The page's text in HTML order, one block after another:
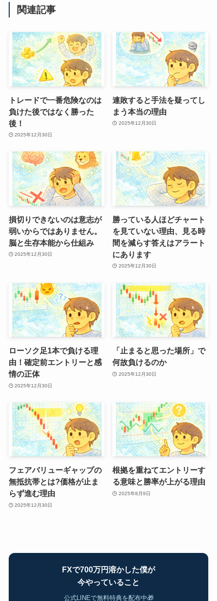
関連記事
トレードで一番危険なのは
負けた後ではなく勝った
後！
2025年12月30日
連敗すると手法を疑ってし
まう本当の理由
2025年12月30日
損切りできないのは意志が
弱いからではありません。
脳と生存本能から仕組み
2025年12月30日
勝っている人ほどチャート
を見ていない理由、見る時
間を減らす答えはアラート
にあります
2025年12月30日
ローソク足1本で負ける理
由！確定前エントリーと感
情の正体
2025年12月30日
「止まると思った場所」で
何故負けるのか
2025年12月30日
フェアバリューギャップの
無抵抗帯とは?価格が止ま
らず進む理由
2025年12月30日
根拠を重ねてエントリーす
る意味と勝率が上がる理由
2025年8月9日
FXで700万円溶かした僕が
今やっていること
公式LINEで無料特典を配布中🎁